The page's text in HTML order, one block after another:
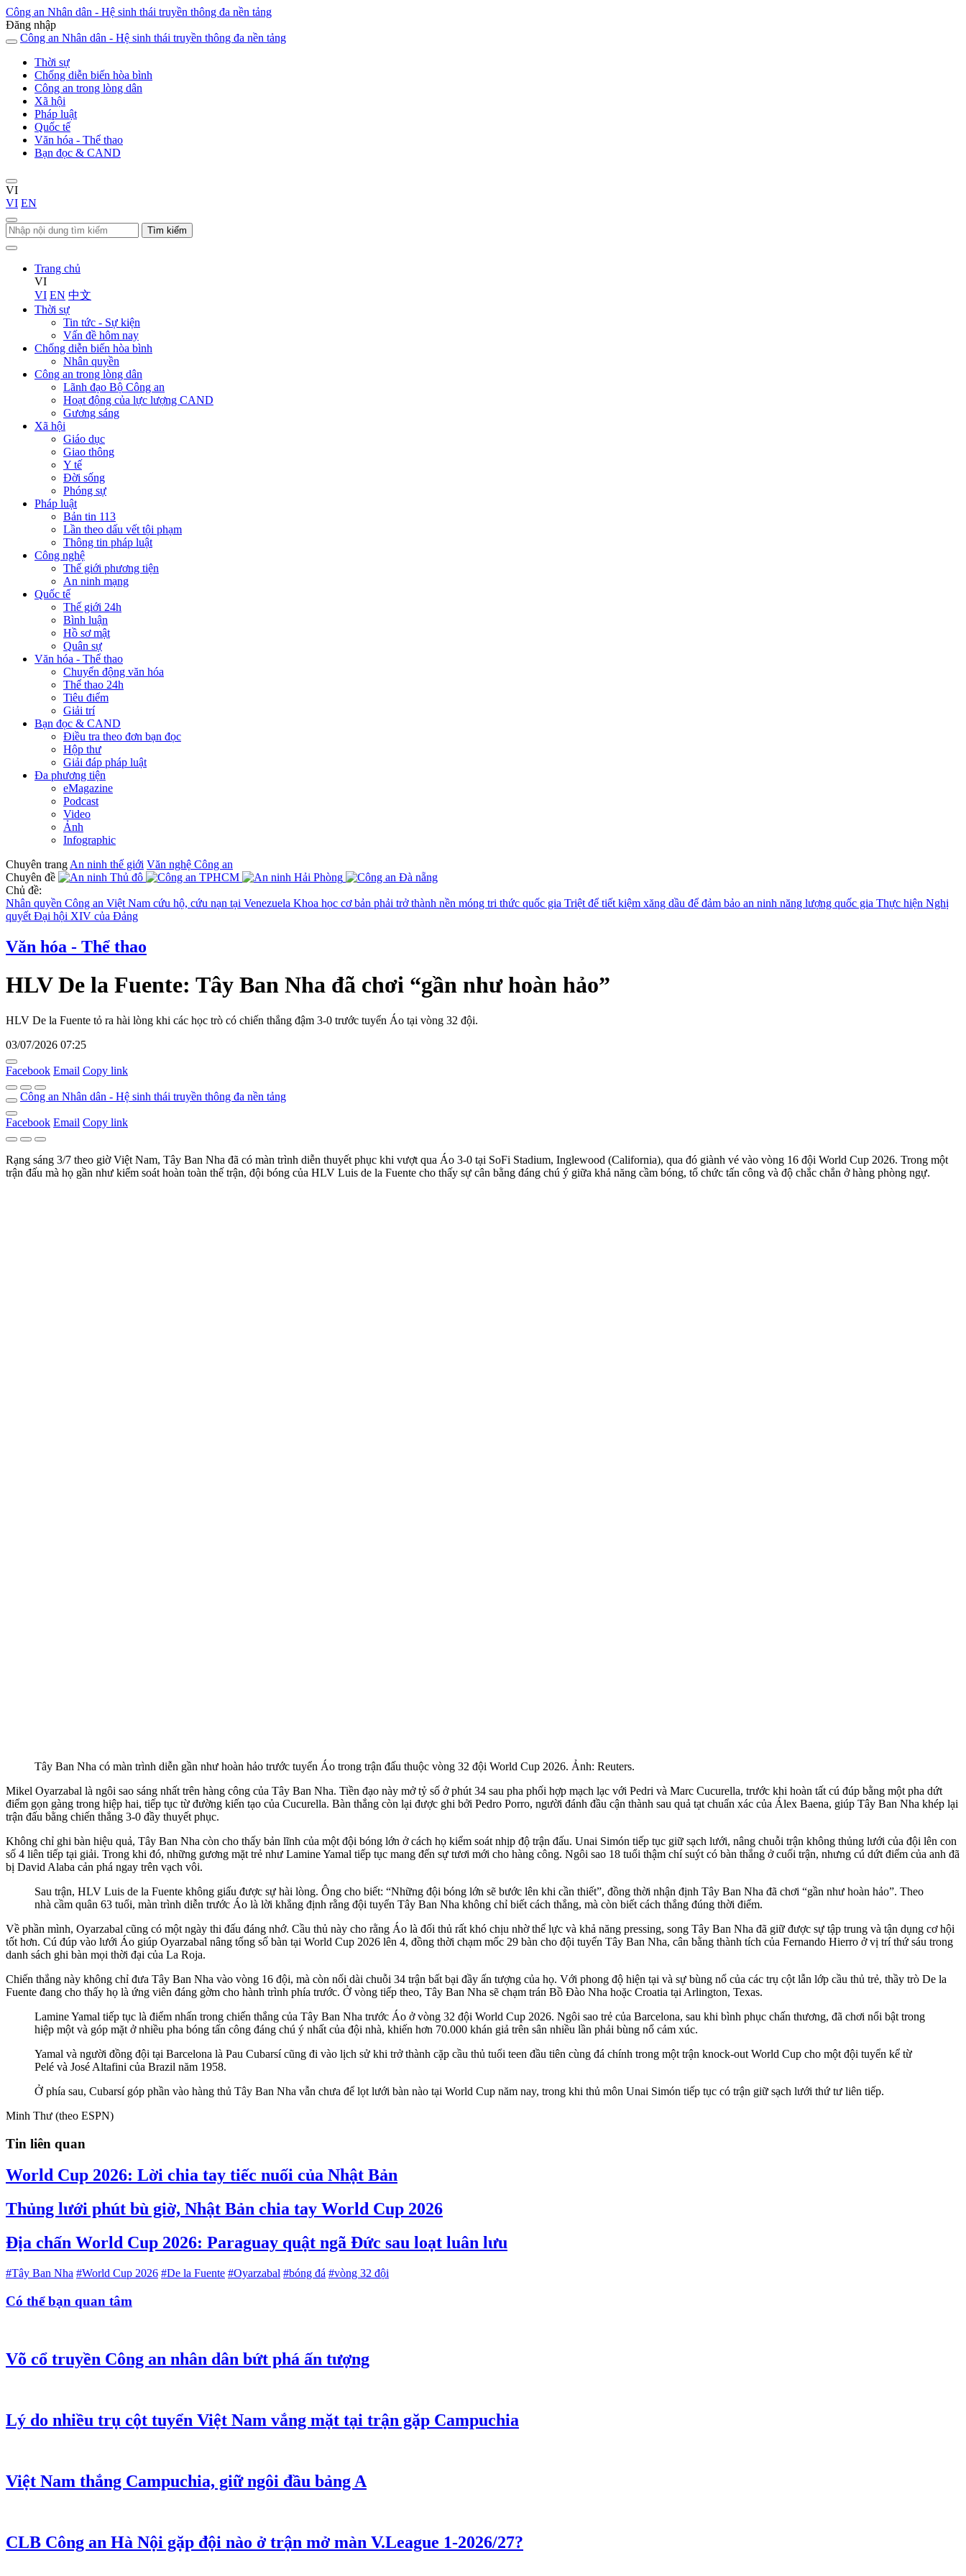
Công an Nhân dân - Hệ sinh thái truyền thông đa nền tảng
Đăng nhập
Công an Nhân dân - Hệ sinh thái truyền thông đa nền tảng
Thời sự
Chống diễn biến hòa bình
Công an trong lòng dân
Xã hội
Pháp luật
Quốc tế
Văn hóa - Thể thao
Bạn đọc & CAND
VI
VI EN
Tìm kiếm
Trang chủ
VI
VI EN 中文
Thời sự
Tin tức - Sự kiện
Vấn đề hôm nay
Chống diễn biến hòa bình
Nhân quyền
Công an trong lòng dân
Lãnh đạo Bộ Công an
Hoạt động của lực lượng CAND
Gương sáng
Xã hội
Giáo dục
Giao thông
Y tế
Đời sống
Phóng sự
Pháp luật
Bản tin 113
Lần theo dấu vết tội phạm
Thông tin pháp luật
Công nghệ
Thế giới phương tiện
An ninh mạng
Quốc tế
Thế giới 24h
Bình luận
Hồ sơ mật
Quân sự
Văn hóa - Thể thao
Chuyển động văn hóa
Thể thao 24h
Tiêu điểm
Giải trí
Bạn đọc & CAND
Điều tra theo đơn bạn đọc
Hộp thư
Giải đáp pháp luật
Đa phương tiện
eMagazine
Podcast
Video
Ảnh
Infographic
Chuyên trang An ninh thế giới Văn nghệ Công an
Chuyên đề
Chủ đề:
Nhân quyền Công an Việt Nam cứu hộ, cứu nạn tại Venezuela Khoa học cơ bản phải trở thành nền móng tri thức quốc gia Triệt để tiết kiệm xăng dầu để đảm bảo an ninh năng lượng quốc gia Thực hiện Nghị
quyết Đại hội XIV của Đảng
Văn hóa - Thể thao
HLV De la Fuente: Tây Ban Nha đã chơi “gần như hoàn hảo”
HLV De la Fuente tỏ ra hài lòng khi các học trò có chiến thắng đậm 3-0 trước tuyển Áo tại vòng 32 đội.
03/07/2026 07:25
Facebook Email Copy link
Công an Nhân dân - Hệ sinh thái truyền thông đa nền tảng
Facebook Email Copy link
Rạng sáng 3/7 theo giờ Việt Nam, Tây Ban Nha đã có màn trình diễn thuyết phục khi vượt qua Áo 3-0 tại SoFi Stadium, Inglewood (California), qua đó giành vé vào vòng 16 đội World Cup 2026. Trong một
trận đấu mà họ gần như kiểm soát hoàn toàn thế trận, đội bóng của HLV Luis de la Fuente cho thấy sự cân bằng đáng chú ý giữa khả năng cầm bóng, tổ chức tấn công và độ chắc chắn ở hàng phòng ngự.
Tây Ban Nha có màn trình diễn gần như hoàn hảo trước tuyển Áo trong trận đấu thuộc vòng 32 đội World Cup 2026. Ảnh: Reuters.
Mikel Oyarzabal là ngôi sao sáng nhất trên hàng công của Tây Ban Nha. Tiền đạo này mở tỷ số ở phút 34 sau pha phối hợp mạch lạc với Pedri và Marc Cucurella, trước khi hoàn tất cú đúp bằng một pha dứt
điểm gọn gàng trong hiệp hai, tiếp tục từ đường kiến tạo của Cucurella. Bàn thắng còn lại được ghi bởi Pedro Porro, người đánh đầu cận thành sau quả tạt chuẩn xác của Álex Baena, giúp Tây Ban Nha khép lại
trận đấu bằng chiến thắng 3-0 đầy thuyết phục.
Không chỉ ghi bàn hiệu quả, Tây Ban Nha còn cho thấy bản lĩnh của một đội bóng lớn ở cách họ kiểm soát nhịp độ trận đấu. Unai Simón tiếp tục giữ sạch lưới, nâng chuỗi trận không thủng lưới của đội lên con
số 4 liên tiếp tại giải. Trong khi đó, những gương mặt trẻ như Lamine Yamal tiếp tục mang đến sự tươi mới cho hàng công. Ngôi sao 18 tuổi thậm chí suýt có bàn thắng ở cuối trận, nhưng cú dứt điểm của anh đã
bị David Alaba cản phá ngay trên vạch vôi.
Sau trận, HLV Luis de la Fuente không giấu được sự hài lòng. Ông cho biết: “Những đội bóng lớn sẽ bước lên khi cần thiết”, đồng thời nhận định Tây Ban Nha đã chơi “gần như hoàn hảo”. Theo
nhà cầm quân 63 tuổi, màn trình diễn trước Áo là lời khẳng định rằng đội tuyển Tây Ban Nha không chỉ biết cách thắng, mà còn biết cách thắng đúng thời điểm.
Về phần mình, Oyarzabal cũng có một ngày thi đấu đáng nhớ. Cầu thủ này cho rằng Áo là đối thủ rất khó chịu nhờ thể lực và khả năng pressing, song Tây Ban Nha đã giữ được sự tập trung và tận dụng cơ hội
tốt hơn. Cú đúp vào lưới Áo giúp Oyarzabal nâng tổng số bàn tại World Cup 2026 lên 4, đồng thời chạm mốc 29 bàn cho đội tuyển Tây Ban Nha, cân bằng thành tích của Fernando Hierro ở vị trí thứ sáu trong
danh sách ghi bàn mọi thời đại của La Roja.
Chiến thắng này không chỉ đưa Tây Ban Nha vào vòng 16 đội, mà còn nối dài chuỗi 34 trận bất bại đầy ấn tượng của họ. Với phong độ hiện tại và sự bùng nổ của các trụ cột lẫn lớp cầu thủ trẻ, thầy trò De la
Fuente đang cho thấy họ là ứng viên đáng gờm cho hành trình phía trước. Ở vòng tiếp theo, Tây Ban Nha sẽ chạm trán Bồ Đào Nha hoặc Croatia tại Arlington, Texas.
Lamine Yamal tiếp tục là điểm nhấn trong chiến thắng của Tây Ban Nha trước Áo ở vòng 32 đội World Cup 2026. Ngôi sao trẻ của Barcelona, sau khi bình phục chấn thương, đã chơi nổi bật trong
hiệp một và góp mặt ở nhiều pha bóng tấn công đáng chú ý nhất của đội nhà, khiến hơn 70.000 khán giả trên sân nhiều lần phải bùng nổ cảm xúc.
Yamal và người đồng đội tại Barcelona là Pau Cubarsí cũng đi vào lịch sử khi trở thành cặp cầu thủ tuổi teen đầu tiên cùng đá chính trong một trận knock-out World Cup cho một đội tuyển kể từ
Pelé và José Altafini của Brazil năm 1958.
Ở phía sau, Cubarsí góp phần vào hàng thủ Tây Ban Nha vẫn chưa để lọt lưới bàn nào tại World Cup năm nay, trong khi thủ môn Unai Simón tiếp tục có trận giữ sạch lưới thứ tư liên tiếp.
Minh Thư (theo ESPN)
Tin liên quan
World Cup 2026: Lời chia tay tiếc nuối của Nhật Bản
Thủng lưới phút bù giờ, Nhật Bản chia tay World Cup 2026
Địa chấn World Cup 2026: Paraguay quật ngã Đức sau loạt luân lưu
#Tây Ban Nha #World Cup 2026 #De la Fuente #Oyarzabal #bóng đá #vòng 32 đội
Có thể bạn quan tâm
Võ cổ truyền Công an nhân dân bứt phá ấn tượng
Lý do nhiều trụ cột tuyển Việt Nam vắng mặt tại trận gặp Campuchia
Việt Nam thắng Campuchia, giữ ngôi đầu bảng A
CLB Công an Hà Nội gặp đội nào ở trận mở màn V.League 1-2026/27?